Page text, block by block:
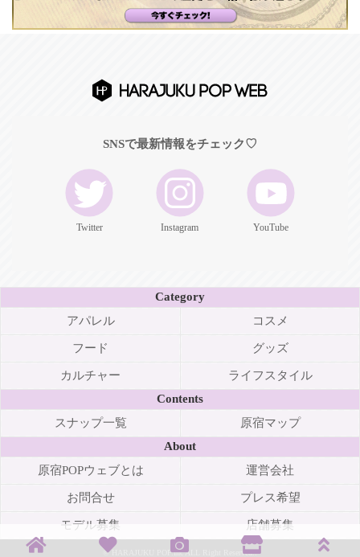
SNSで最新情報をチェック♡
Twitter Instagram YouTube
Category
アパレル
コスメ
フード グッズ
カルチャー
ライフスタイル
Contents
スナップ一覧
原宿マップ
About
原宿POPウェブとは
運営会社
お問合せ プレス希望
モデル募集 店舗募集
© HARAJUKU POP.Inc ALL Right Reserved..